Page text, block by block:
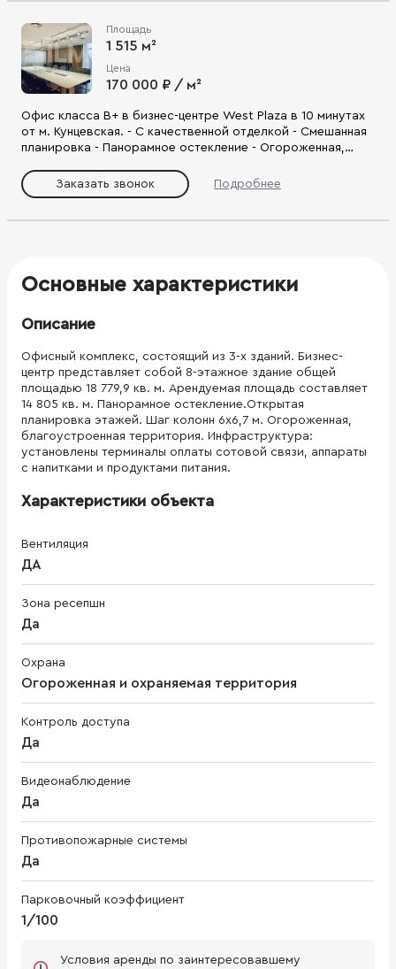
Площадь
1 515 м²
Цена
170 000 ₽ / м²
Офис класса В+ в бизнес-центре West Plaza в 10 минутах
от м. Кунцевская. - С качественной отделкой - Смешанная
планировка - Панорамное остекление - Огороженная,
на ул. Рябиновая, ул. генерала Дорохова, МКАД.
Заказать звонок Подробнее
Основные характеристики
Описание
Офисный комплекс, состоящий из 3-х зданий. Бизнес-
центр представляет собой 8-этажное здание общей
площадью 18 779,9 кв. м. Арендуемая площадь составляет
14 805 кв. м. Панорамное остекление.Открытая
планировка этажей. Шаг колонн 6х6,7 м. Огороженная,
благоустроенная территория. Инфраструктура:
установлены терминалы оплаты сотовой связи, аппараты
с напитками и продуктами питания.
Характеристики объекта
Вентиляция
ДА
Зона ресепшн
Да
Охрана
Огороженная и охраняемая территория
Контроль доступа
Да
Видеонаблюдение
Да
Противопожарные системы
Да
Парковочный коэффициент
1/100
Условия аренды по заинтересовавшему